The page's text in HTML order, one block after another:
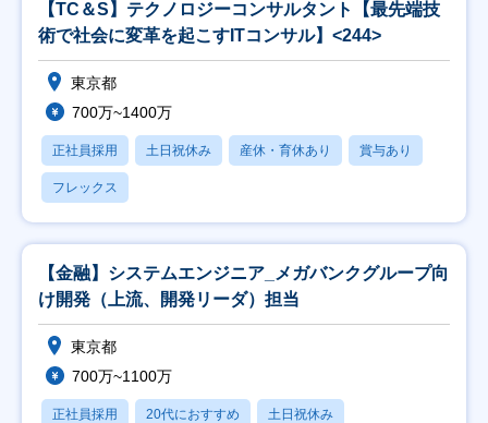
【TC＆S】テクノロジーコンサルタント【最先端技
術で社会に変革を起こすITコンサル】<244>
東京都
700万~1400万
正社員採用 土日祝休み 産休・育休あり 賞与あり
フレックス
【金融】システムエンジニア_メガバンクグループ向
け開発（上流、開発リーダ）担当
東京都
700万~1100万
正社員採用 20代におすすめ 土日祝休み